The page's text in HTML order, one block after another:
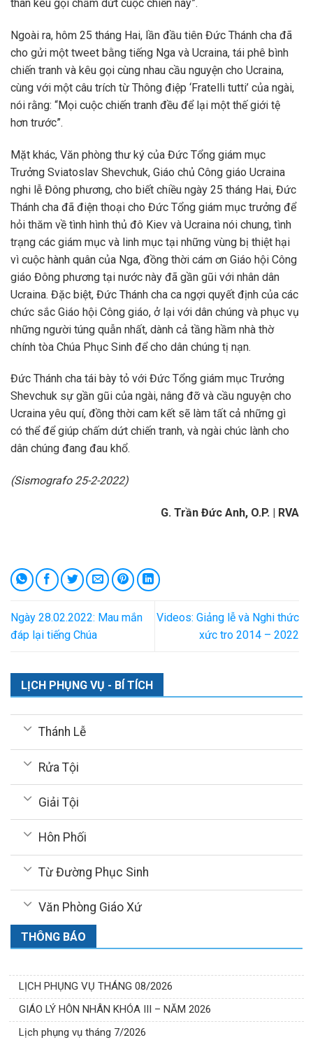
thân kêu gọi chấm dứt cuộc chiến này”.
Ngoài ra, hôm 25 tháng Hai, lần đầu tiên Đức Thánh cha đã
cho gửi một tweet bằng tiếng Nga và Ucraina, tái phê bình
chiến tranh và kêu gọi cùng nhau cầu nguyện cho Ucraina,
cùng với một câu trích từ Thông điệp ‘Fratelli tutti’ của ngài,
nói rằng: “Mọi cuộc chiến tranh đều để lại một thế giới tệ
hơn trước”.
Mặt khác, Văn phòng thư ký của Đức Tổng giám mục
Trưởng Sviatoslav Shevchuk, Giáo chủ Công giáo Ucraina
nghi lễ Đông phương, cho biết chiều ngày 25 tháng Hai, Đức
Thánh cha đã điện thoại cho Đức Tổng giám mục trưởng để
hỏi thăm về tình hình thủ đô Kiev và Ucraina nói chung, tình
trạng các giám mục và linh mục tại những vùng bị thiệt hại
vì cuộc hành quân của Nga, đồng thời cám ơn Giáo hội Công
giáo Đông phương tại nước này đã gần gũi với nhân dân
Ucraina. Đặc biệt, Đức Thánh cha ca ngợi quyết định của các
chức sắc Giáo hội Công giáo, ở lại với dân chúng và phục vụ
những người túng quẫn nhất, dành cả tầng hầm nhà thờ
chính tòa Chúa Phục Sinh để cho dân chúng tị nạn.
Đức Thánh cha tái bày tỏ với Đức Tổng giám mục Trưởng
Shevchuk sự gần gũi của ngài, nâng đỡ và cầu nguyện cho
Ucraina yêu quí, đồng thời cam kết sẽ làm tất cả những gì
có thể để giúp chấm dứt chiến tranh, và ngài chúc lành cho
dân chúng đang đau khổ.
(Sismografo 25-2-2022)
G. Trần Đức Anh, O.P. | RVA
Ngày 28.02.2022: Mau mắn
đáp lại tiếng Chúa
Videos: Giảng lễ và Nghi thức
xức tro 2014 – 2022
LỊCH PHỤNG VỤ - BÍ TÍCH
Thánh Lễ
Rửa Tội
Giải Tội
Hôn Phối
Từ Đường Phục Sinh
Văn Phòng Giáo Xứ
THÔNG BÁO
LỊCH PHỤNG VỤ THÁNG 08/2026
GIÁO LÝ HÔN NHÂN KHÓA III – NĂM 2026
Lịch phụng vụ tháng 7/2026